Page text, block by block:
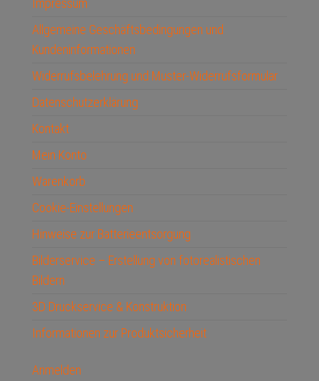
Impressum
Allgemeine Geschäftsbedingungen und
Kundeninformationen
Widerrufsbelehrung und Muster-Widerrufsformular
Datenschutzerklärung
Kontakt
Mein Konto
Warenkorb
Cookie-Einstellungen
Hinweise zur Batterieentsorgung
Bilderservice – Erstellung von fotorealistischen
Bildern
3D Druckservice & Konstruktion
Informationen zur Produktsicherheit
Anmelden